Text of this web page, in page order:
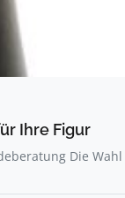
Ihre Figur
Die